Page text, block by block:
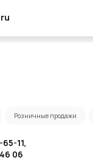
Розничные продажи
11,
06